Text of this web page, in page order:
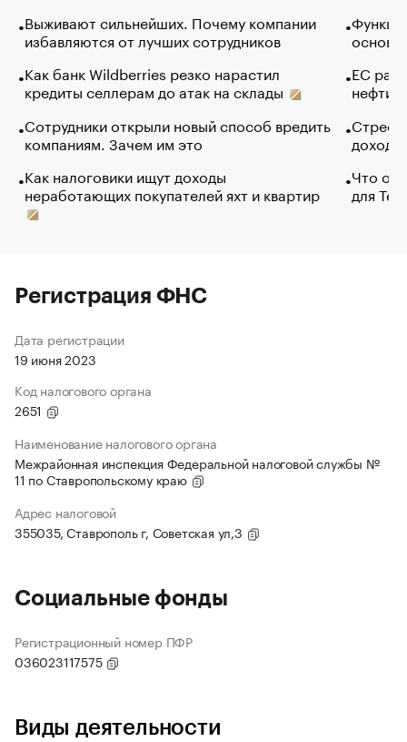
Выживают сильнейших. Почему компании
избавляются от лучших сотрудников
Как банк Wildberries резко нарастил
кредиты селлерам до атак на склады
Сотрудники открыли новый способ вредить
компаниям. Зачем им это
Как налоговики ищут доходы
неработающих покупателей яхт и квартир
основ
ЕС
нефти
Что
для
Регистрация ФНС
Дата регистрации
19 июня 2023
Код налогового органа
2651
Наименование налогового органа
Межрайонная инспекция Федеральной налоговой службы №
11 по Ставропольскому краю
Адрес налоговой
355035, Ставрополь г, Советская ул,3
Социальные фонды
Регистрационный номер ПФР
036023117575
Виды деятельности